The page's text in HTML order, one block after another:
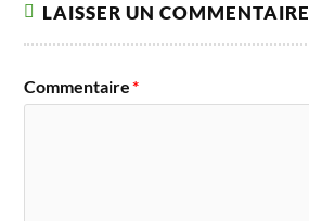
LAISSER UN COMMENTAIRE
Commentaire*